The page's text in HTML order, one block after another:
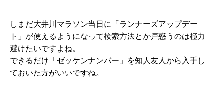
しまだ大井川マラソン当日に「ランナーズアップデー
ト」が使えるようになって検索方法とか戸惑うのは極力
避けたいですよね。
できるだけ「ゼッケンナンバー」を知人友人から入手し
ておいた方がいいですね。